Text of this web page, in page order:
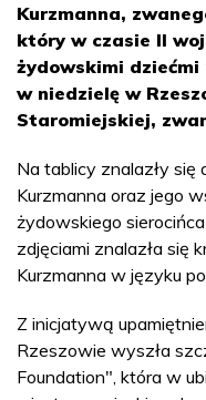
Kurzmanna,
który w czasie II
żydowskimi dziećmi
w niedzielę w
Staromiejskiej,
Na tablicy znalazły
Kurzmanna oraz jego
żydowskiego
zdjęciami znalazła się
Kurzmanna w języku
Z inicjatywą
Rzeszowie wyszła
Foundation", która w